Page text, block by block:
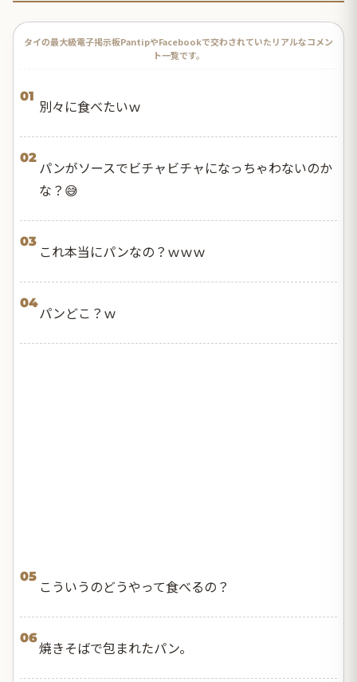
タイの最大級電子掲示板PantipやFacebookで交わされていたリアルなコメン
ト一覧です。
01
別々に食べたいｗ
02
パンがソースでビチャビチャになっちゃわないのか
な？😅
03
これ本当にパンなの？ｗｗｗ
04
パンどこ？ｗ
05
こういうのどうやって食べるの？
06
焼きそばで包まれたパン。